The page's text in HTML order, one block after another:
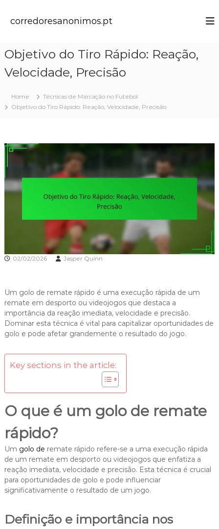
corredoresanonimos.pt
Objetivo do Tiro Rápido: Reação,
Velocidade, Precisão
Home
Técnicas de Marcação no Futebol
Objetivo do Tiro Rápido: Reação, Velocidade, Precisão
02/02/2026 Jasper Quinn
Um golo de remate rápido é uma execução rápida de um
remate em desporto ou videojogos que destaca a
importância da reação imediata, velocidade e precisão.
Dominar esta técnica é vital para capitalizar oportunidades de
golo e pode afetar grandemente o resultado do jogo.
Key sections in the article:
O que é um golo de remate
rápido?
Um golo de remate rápido refere-se a uma execução rápida
de um remate em desporto ou videojogos que enfatiza a
reação imediata, velocidade e precisão. Esta técnica é crucial
para oportunidades de golo e pode influenciar
significativamente o resultado de um jogo.
Definição e importância nos